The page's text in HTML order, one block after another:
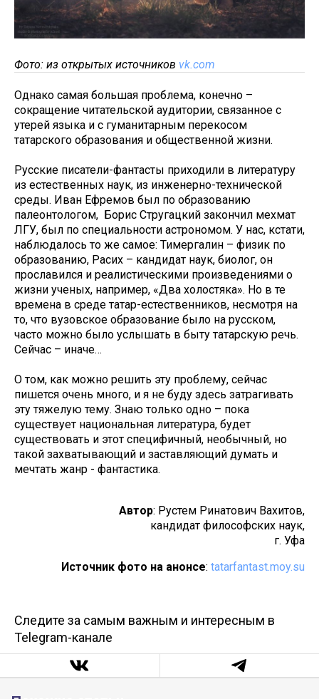
Фото: из открытых источников vk.com
Однако самая большая проблема, конечно –
сокращение читательской аудитории, связанное с
утерей языка и с гуманитарным перекосом
татарского образования и общественной жизни.
Русские писатели-фантасты приходили в литературу
из естественных наук, из инженерно-технической
среды. Иван Ефремов был по образованию
палеонтологом, Борис Стругацкий закончил мехмат
ЛГУ, был по специальности астрономом. У нас, кстати,
наблюдалось то же самое: Тимергалин – физик по
образованию, Расих – кандидат наук, биолог, он
прославился и реалистическими произведениями о
жизни ученых, например, «Два холостяка». Но в те
времена в среде татар-естественников, несмотря на
то, что вузовское образование было на русском,
часто можно было услышать в быту татарскую речь.
Сейчас – иначе…
О том, как можно решить эту проблему, сейчас
пишется очень много, и я не буду здесь затрагивать
эту тяжелую тему. Знаю только одно – пока
существует национальная литература, будет
существовать и этот специфичный, необычный, но
такой захватывающий и заставляющий думать и
мечтать жанр - фантастика.
Автор: Рустем Ринатович Вахитов,
кандидат философских наук,
г. Уфа
Источник фото на анонсе: tatarfantast.moy.su
Следите за самым важным и интересным в
Telegram-канале